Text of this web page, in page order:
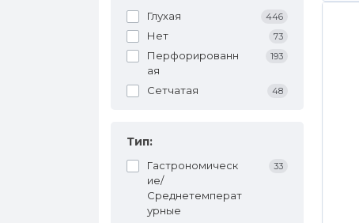
Глухая 446
Нет 73
Перфорированн
ая
193
Сетчатая 48
Тип:
Гастрономическ
ие/
Среднетемперат
урные
33